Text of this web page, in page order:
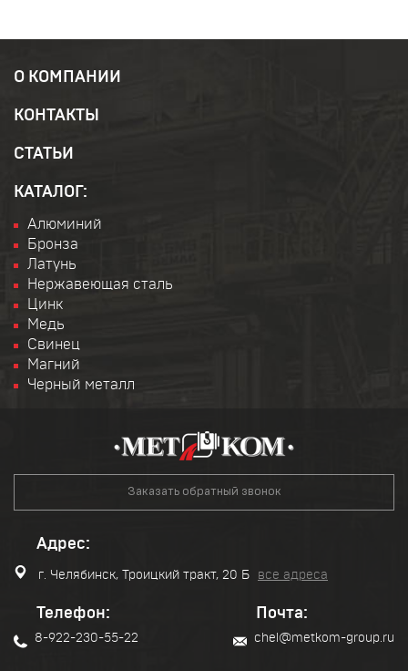
О КОМПАНИИ
КОНТАКТЫ
СТАТЬИ
КАТАЛОГ:
Алюминий
Бронза
Латунь
Нержавеющая сталь
Цинк
Медь
Свинец
Магний
Черный металл
Заказать обратный звонок
Адрес:
г. Челябинск, Троицкий тракт, 20 Б все адреса
Телефон:
8-922-230-55-22
Почта:
chel@metkom-group.ru